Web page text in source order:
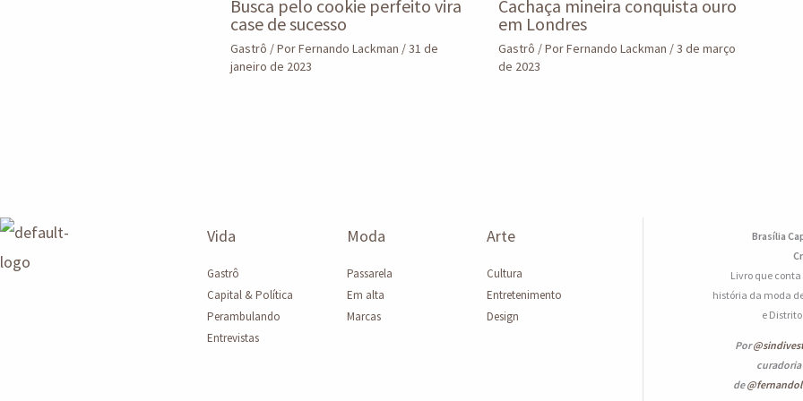
Busca pelo cookie perfeito vira
case de sucesso
Gastrô / PorFernando Lackman /31 de
janeiro de 2023
Cachaça mineira conquista ouro
em Londres
Gastrô / PorFernando Lackman /3 de março
de 2023
Vida
Gastrô
Capital & Política
Perambulando
Entrevistas
Moda
Passarela
Em alta
Marcas
Arte
Cultura
Entretenimento
Design
Brasília
Livro que
história da moda
e
Por
curadoria
de